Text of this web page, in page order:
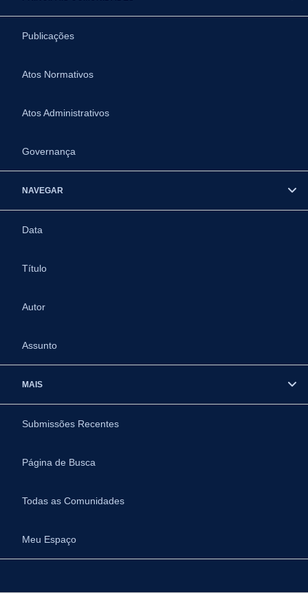
Publicações
Atos Normativos
Atos Administrativos
Governança
NAVEGAR
Data
Título
Autor
Assunto
MAIS
Submissões Recentes
Página de Busca
Todas as Comunidades
Meu Espaço